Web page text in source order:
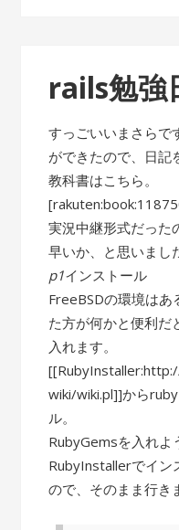
rails勉強
すっごいいまさらで
ができたので、日記
教科書はこちら。
実況中継形式だった
早いか、と思いまし
p1インストール
FreeBSDの環境はあ
た方が何かと便利だ
入れます。
wiki/wiki.pl]]から
ル。
RubyGemsを入れよ
RubyInstallerでイン
ので、そのまま行き